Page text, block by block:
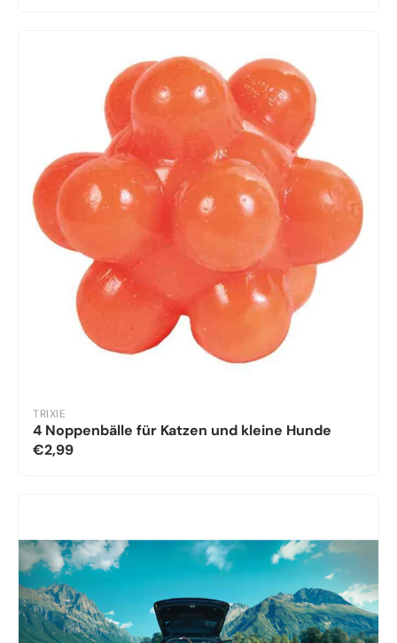
TRIXIE
4 Noppenbälle für Katzen und kleine Hunde
€2,99